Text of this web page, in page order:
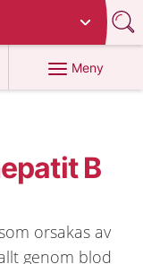
Meny
B
orsakas av
genom blod